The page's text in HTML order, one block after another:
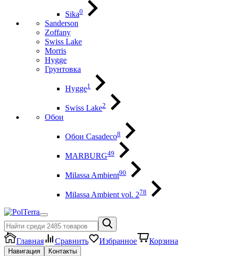
Sika0
Sanderson
Zoffany
Swiss Lake
Morris
Hygge
Грунтовка
Hygge1
Swiss Lake2
Обои
Обои Casadeco8
MARBURG49
Milassa Ambient90
Milassa Ambient vol. 278
Главная Сравнить Избранное Корзина
Навигация Контакты